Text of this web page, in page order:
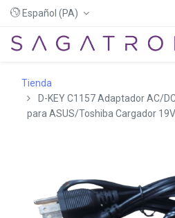
Español (PA)
Tienda
D-KEY C1157 Adaptador AC/
para ASUS/Toshiba Cargador